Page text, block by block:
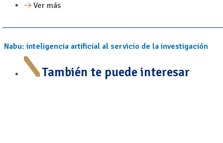
Ver más
Nabu: inteligencia artificial al servicio de la investigación
También te puede interesar